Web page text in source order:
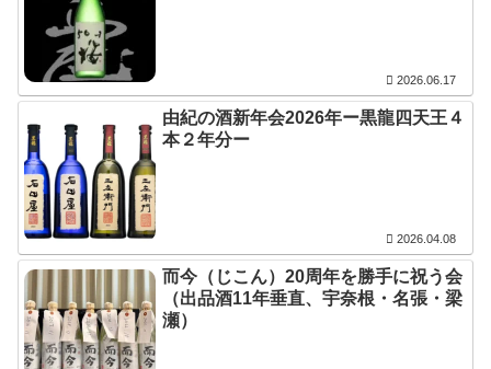
2026.06.17
由紀の酒新年会2026年ー黒龍四天王４
本２年分ー
2026.04.08
而今（じこん）20周年を勝手に祝う会
（出品酒11年垂直、宇奈根・名張・梁
瀬）